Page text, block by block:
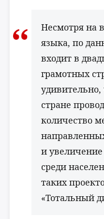
Несмотря на
языка, по
входит в
грамотных
стране
количество
и
среди
таких
«Тотальный